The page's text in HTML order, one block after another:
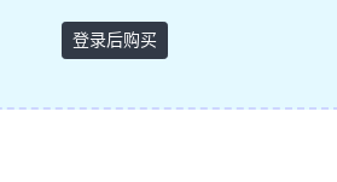
登录后购买